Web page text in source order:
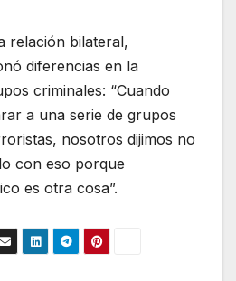
relación bilateral,
diferencias en la
criminales: “Cuando
a una serie de grupos
nosotros dijimos no
con eso porque
es otra cosa”.